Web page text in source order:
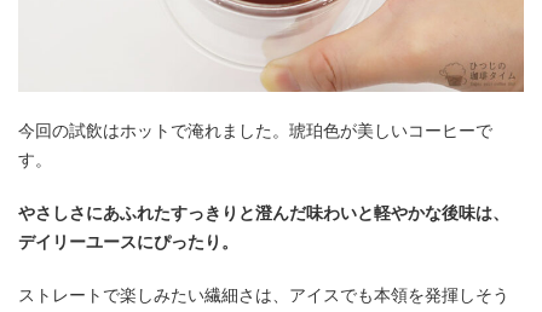
今回の試飲はホットで淹れました。琥珀色が美しいコーヒーで
す。
やさしさにあふれたすっきりと澄んだ味わいと軽やかな後味は、
デイリーユースにぴったり。
ストレートで楽しみたい繊細さは、アイスでも本領を発揮しそう